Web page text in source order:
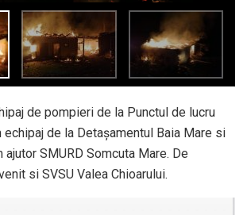
de pompieri de la Punctul de lucru
echipaj de la Detașamentul Baia Mare si
ajutor SMURD Somcuta Mare. De
si SVSU Valea Chioarului.